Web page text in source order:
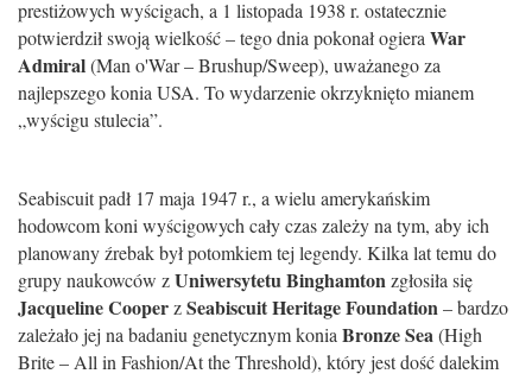
prestiżowych wyścigach, a 1 listopada 1938 r. ostatecznie
potwierdził swoją wielkość – tego dnia pokonał ogiera War
Admiral(Man o'War – Brushup/Sweep), uważanego za
najlepszego konia USA. To wydarzenie okrzyknięto mianem
„wyścigu stulecia”.
Seabiscuit padł 17 maja 1947 r., a wielu amerykańskim
hodowcom koni wyścigowych cały czas zależy na tym, aby ich
planowany źrebak był potomkiem tej legendy. Kilka lat temu do
grupy naukowców zUniwersytetu Binghamtonzgłosiła się
Jacqueline CooperzSeabiscuit Heritage Foundation– bardzo
zależało jej na badaniu genetycznym konia Bronze Sea(High
Brite – All in Fashion/At the Threshold), który jest dość dalekim